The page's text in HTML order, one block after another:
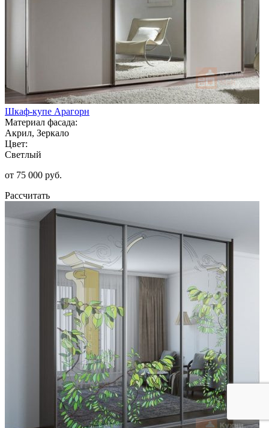
Шкаф-купе Арагорн
Материал фасада:
Акрил, Зеркало
Цвет:
Светлый
от 75 000 руб.
Рассчитать